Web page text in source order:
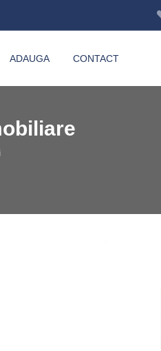
ADAUGA CONTACT